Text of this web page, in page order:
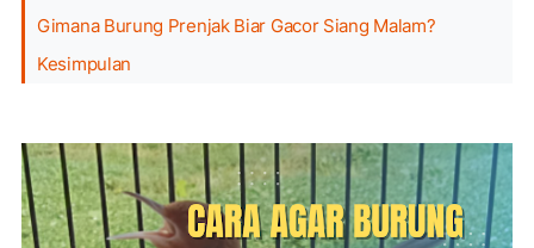
Gimana Burung Prenjak Biar Gacor Siang Malam?
Kesimpulan